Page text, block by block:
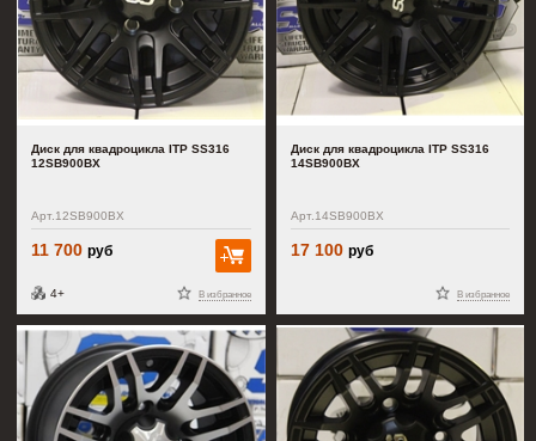
Диск для квадроцикла ITP SS316
12SB900BX
Арт.12SB900BX
11 700руб
В избранное
4+
В корзину
Диск для квадроцикла ITP SS316
14SB900BX
Арт.14SB900BX
17 100 руб
В избранное